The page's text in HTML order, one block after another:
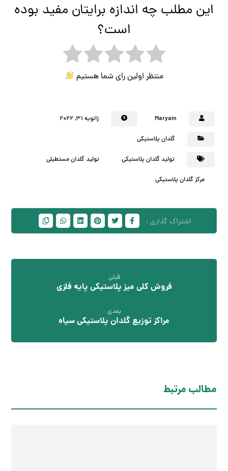
این مطلب چه اندازه برایتان مفید بوده
است؟
منتظر اولین رای شما هستیم
Maryam ژانویه ۳۱, ۲۰۲۲
گلدان پلاستیکی
تولید گلدان پلاستیکی تولید گلدان مستطیلی
مرکز گلدان پلاستیکی
قبلی
فروش کلی میز پلاستیکی پایه فلزی
بعدی
مراکز توزیع گلدان پلاستیکی سیاه
مطالب مرتبط